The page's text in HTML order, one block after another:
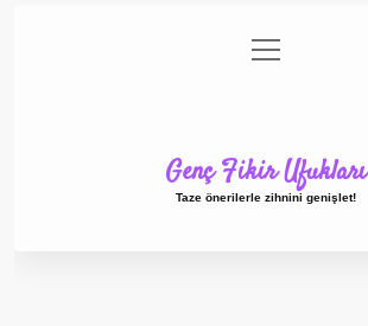
Gizlilik Politikası
menüyü
aç
Genç Fikir Ufukları
Taze önerilerle zihnini genişlet!